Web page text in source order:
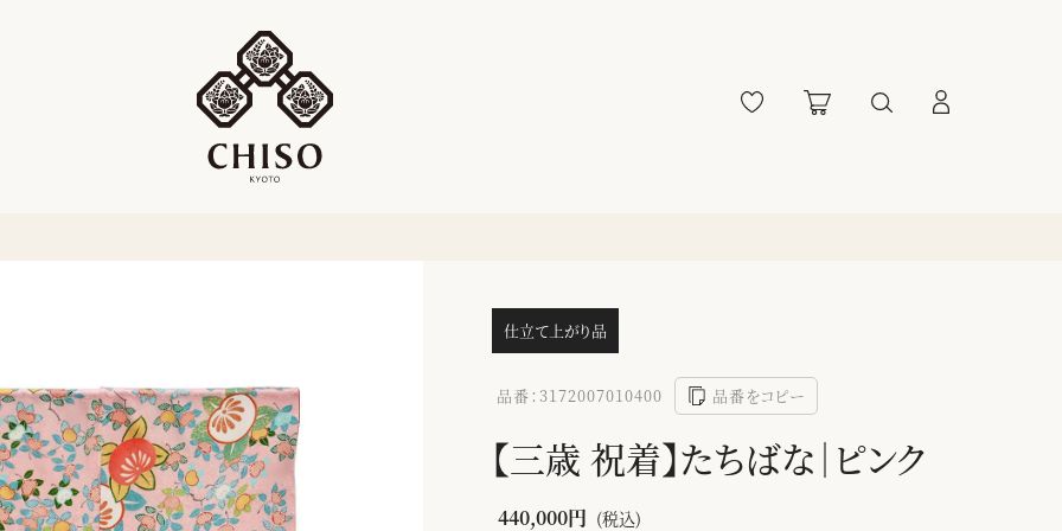
仕立て上がり品
品番：3172007010400 品番をコピー
【三歳 祝着】たちばな｜ピンク
440,000円 (税込)